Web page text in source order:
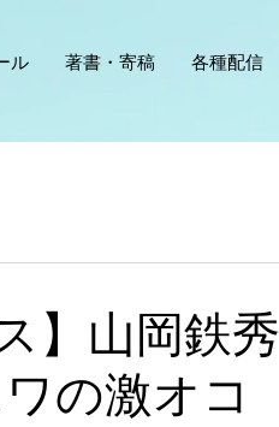
ル 著書・寄稿 各種配信
】山岡鉄秀
の激オコ